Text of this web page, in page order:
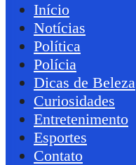
Início
Notícias
Política
Polícia
Dicas de Beleza
Curiosidades
Entretenimento
Esportes
Contato